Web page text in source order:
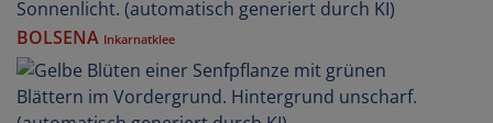
BOLSENA Inkarnatklee